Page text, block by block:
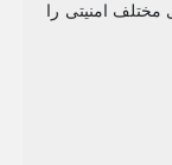
مختلف امنیتی را